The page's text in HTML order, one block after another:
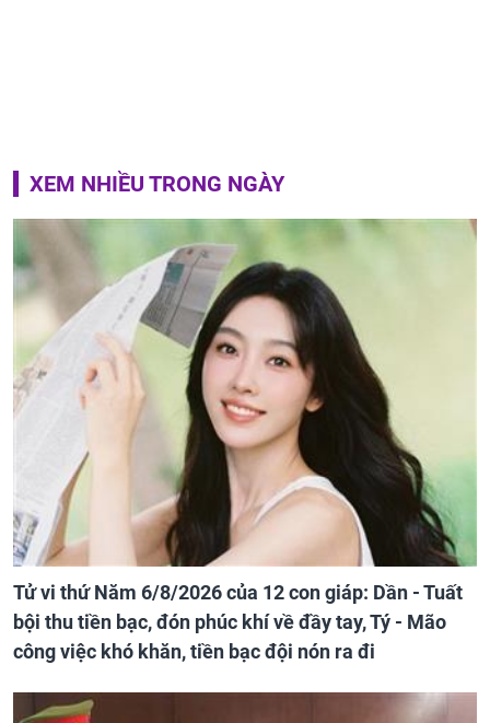
XEM NHIỀU TRONG NGÀY
Tử vi thứ Năm 6/8/2026 của 12 con giáp: Dần - Tuất
bội thu tiền bạc, đón phúc khí về đầy tay, Tý - Mão
công việc khó khăn, tiền bạc đội nón ra đi